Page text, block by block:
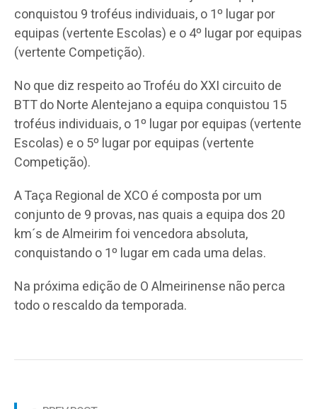
conquistou 9 troféus individuais, o 1º lugar por
equipas (vertente Escolas) e o 4º lugar por equipas
(vertente Competição).
No que diz respeito ao Troféu do XXI circuito de
BTT do Norte Alentejano a equipa conquistou 15
troféus individuais, o 1º lugar por equipas (vertente
Escolas) e o 5º lugar por equipas (vertente
Competição).
A Taça Regional de XCO é composta por um
conjunto de 9 provas, nas quais a equipa dos 20
km´s de Almeirim foi vencedora absoluta,
conquistando o 1º lugar em cada uma delas.
Na próxima edição de O Almeirinense não perca
todo o rescaldo da temporada.